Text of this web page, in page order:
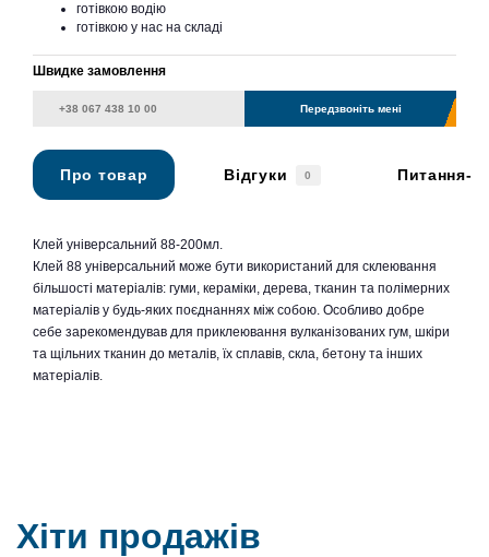
готівкою водію
готівкою у нас на складі
Швидке замовлення
Передзвоніть мені
Про товар Відгуки 0 Питання-
Клей універсальний 88-200мл.
Клей 88 універсальний може бути використаний для склеювання
більшості матеріалів: гуми, кераміки, дерева, тканин та полімерних
матеріалів у будь-яких поєднаннях між собою. Особливо добре
себе зарекомендував для приклеювання вулканізованих гум, шкіри
та щільних тканин до металів, їх сплавів, скла, бетону та інших
матеріалів.
Хіти продажів